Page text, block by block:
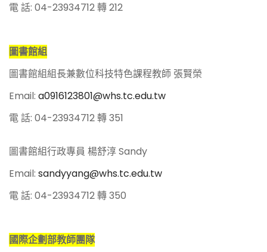
電 話: 04-23934712 轉 212
圖書館組
圖書館組組長兼數位科技特色課程教師 張賢榮
Email: a0916123801@whs.tc.edu.tw
電 話: 04-23934712 轉 351
圖書館組行政專員 楊舒淳 Sandy
Email: sandyyang@whs.tc.edu.tw
電 話: 04-23934712 轉 350
國際企劃部教師團隊